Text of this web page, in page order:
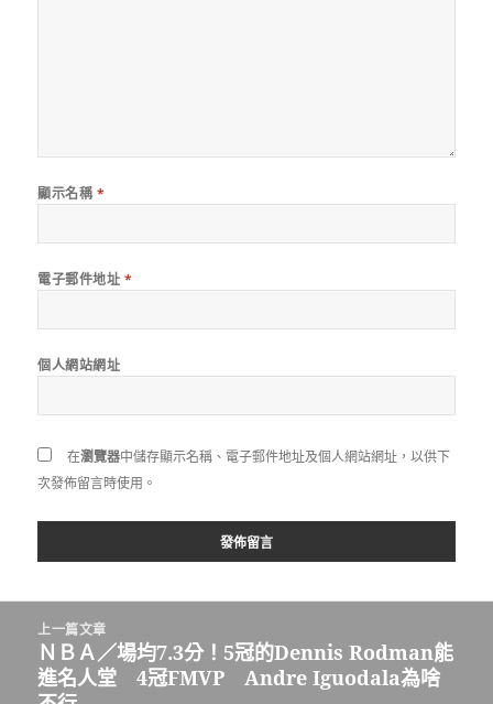
顯示名稱 *
電子郵件地址 *
個人網站網址
在瀏覽器中儲存顯示名稱、電子郵件地址及個人網站網址，以供下
次發佈留言時使用。
上一篇文章
上
一
ＮＢＡ／場均7.3分！5冠的Dennis Rodman能
進名人堂 4冠FMVP Andre Iguodala為啥